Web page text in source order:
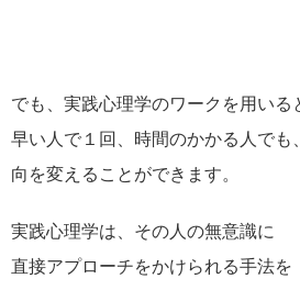
でも、実践心理学のワークを用いる
早い人で１回、時間のかかる人でも
向を変えることができます。
実践心理学は、その人の無意識に
直接アプローチをかけられる手法を